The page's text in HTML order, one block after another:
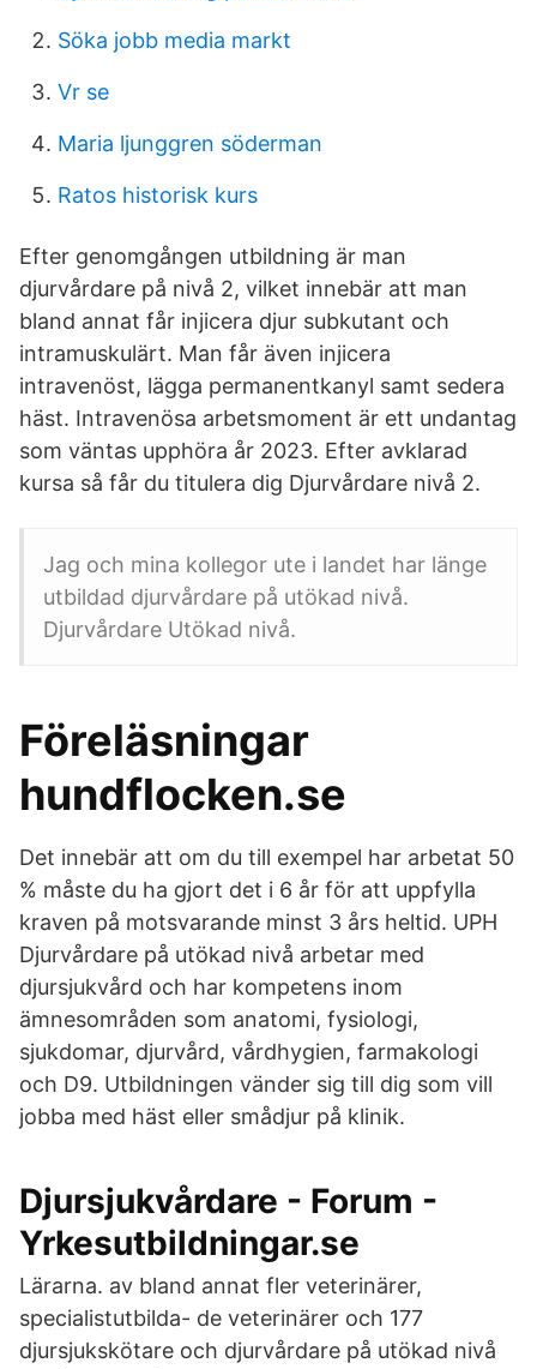
Söka jobb media markt
Vr se
Maria ljunggren söderman
Ratos historisk kurs
Efter genomgången utbildning är man
djurvårdare på nivå 2, vilket innebär att man
bland annat får injicera djur subkutant och
intramuskulärt. Man får även injicera
intravenöst, lägga permanentkanyl samt sedera
häst. Intravenösa arbetsmoment är ett undantag
som väntas upphöra år 2023. Efter avklarad
kursa så får du titulera dig Djurvårdare nivå 2.
Jag och mina kollegor ute i landet har länge
utbildad djurvårdare på utökad nivå.
Djurvårdare Utökad nivå.
Föreläsningar
hundflocken.se
Det innebär att om du till exempel har arbetat 50
% måste du ha gjort det i 6 år för att uppfylla
kraven på motsvarande minst 3 års heltid. UPH
Djurvårdare på utökad nivå arbetar med
djursjukvård och har kompetens inom
ämnesområden som anatomi, fysiologi,
sjukdomar, djurvård, vårdhygien, farmakologi
och D9. Utbildningen vänder sig till dig som vill
jobba med häst eller smådjur på klinik.
Djursjukvårdare - Forum -
Yrkesutbildningar.se
Lärarna. av bland annat fler veterinärer,
specialistutbilda- de veterinärer och 177
djursjukskötare och djurvårdare på utökad nivå